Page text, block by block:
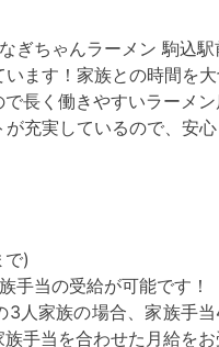
ぎちゃんラーメン 駒込駅
ます！家族との時間を
長く働きやすいラーメン
充実しているので、安
で)
手当の受給が可能です！
3人家族の場合、家族手
手当を合わせた月給をお